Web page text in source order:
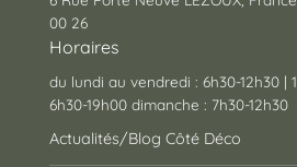
00 26
Horaires
du lundi au vendredi : 6h30-12h30 |
6h30-19h00 dimanche : 7h30-12h30
Actualités/Blog Côté Déco